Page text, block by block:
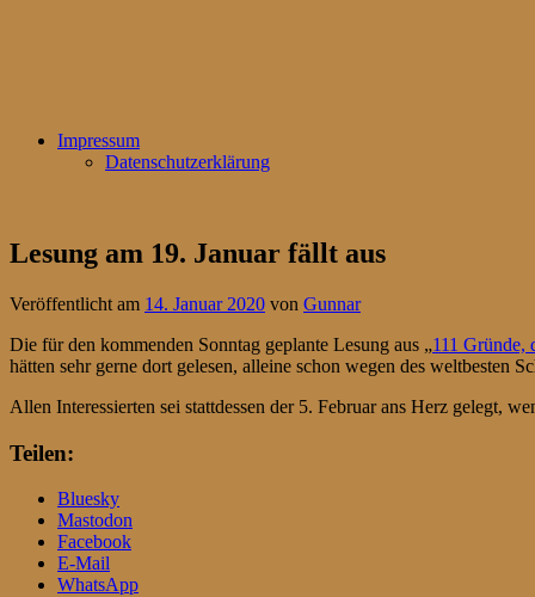
Impressum
Datenschutzerklärung
Lesung am 19. Januar fällt aus
Veröffentlicht am 14. Januar 2020 von Gunnar
Die für den kommenden Sonntag geplante Lesung aus „111 Gründe,
hätten sehr gerne dort gelesen, alleine schon wegen des weltbesten
Allen Interessierten sei stattdessen der 5. Februar ans Herz gelegt,
Teilen:
Bluesky
Mastodon
Facebook
E-Mail
WhatsApp